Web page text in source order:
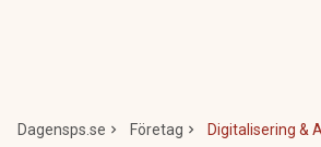
Dagensps.se Företag Digitalisering & AI